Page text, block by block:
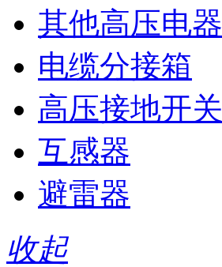
其他高压电器
电缆分接箱
高压接地开关
互感器
避雷器
收起